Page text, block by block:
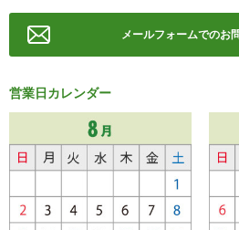
メールフォームでのお
営業日カレンダー